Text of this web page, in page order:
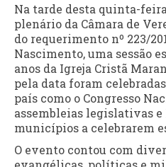
Na tarde desta quinta-
plenário da Câmara de
do requerimento nº 223/
Nascimento, uma sessão
anos da Igreja Cristã
pela data foram
país como o Congresso
assembleias legislativas
municípios a celebrarem
O evento contou com